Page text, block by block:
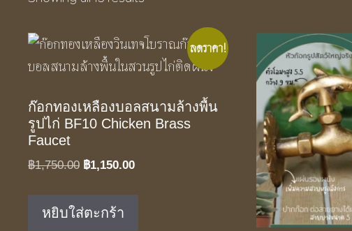
ลดราคา!
ก๊อกทองเหลืองบอลสนามล้างพื้น
รูปไก่ BF10 Chicken Brass
Faucet
฿1,750.00 Original
฿1,750.00.
฿1,150.00Current
หยิบใส่ตะกร้า